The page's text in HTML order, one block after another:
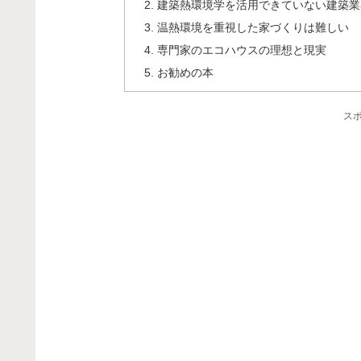
建築熱環境学を活用できていない建築
温熱環境を重視した家づくりは難しい
専門家のエコハウスの理想と現実
お勧めの本
ス